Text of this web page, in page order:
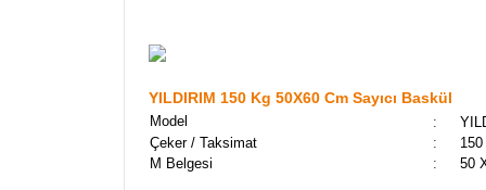
YILDIRIM 150 Kg 50X60 Cm Sayıcı Baskül
Model :
Çeker / Taksimat
:
M Belgesi
: 50